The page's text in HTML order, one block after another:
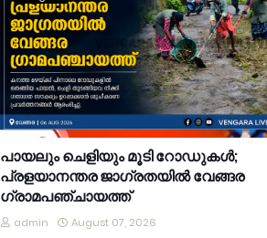
പായലും ചെളിയും മൂടി റോഡുകൾ;
പ്രളയാനന്തര ജാഗ്രതയിൽ വേങ്ങര
ഗ്രാമപഞ്ചായത്ത്
admin August 07, 2026